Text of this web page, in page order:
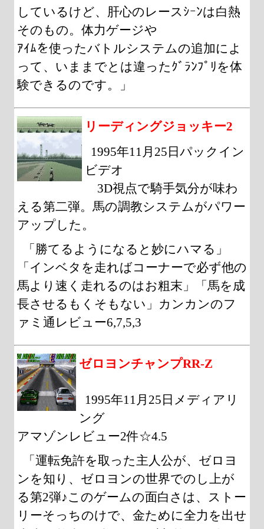
しているけど、肝心のレースｼｰﾝは白熱
そのもの。体力ゲージや
ｱｲﾑを使ったバトルシステムの追加によ
って、いままでとは違ったｸﾞﾗﾝﾌﾟﾘを体
験できるのです。」
リーディングジョッキー2
1995年11月25日パックイン
ビデオ
3D視点で騎手気分が味わ
える第二弾。馬の調教システムがパワー
アップした。
「勝てるようになると妙にハマる」
「インベタを走ればコーナーで必ず他の
馬より速く走れるのはお粗末」「馬を成
長させるもくそもない」カンカンのフ
ァミ通レビュー6,7,5,3
ゼロヨンチャンプRR-Z
1995年11月25日メディアリ
ング
アマゾンレビュー2件☆4.5
「運転免許を取った主人公が、ゼロヨ
ンを知り、ゼロヨンの世界でのし上が
る第2弾♪このゲームの面白さは、ストー
リーそっちのけで、金ために全力を出せ